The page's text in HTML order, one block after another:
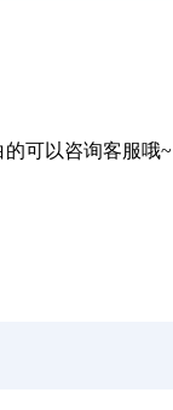
可以咨询客服哦~